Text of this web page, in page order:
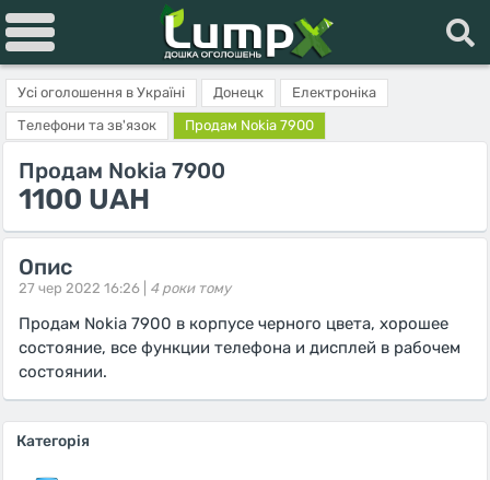
Усі оголошення в Україні Донецк
Електроніка
Телефони та зв'язок
Продам Nokia 7900
Продам Nokia 7900
1100 UAH
Опис
27 чер 2022 16:26 | 4 роки тому
Продам Nokia 7900 в корпусе черного цвета, хорошее
состояние, все функции телефона и дисплей в рабочем
состоянии.
Категорія